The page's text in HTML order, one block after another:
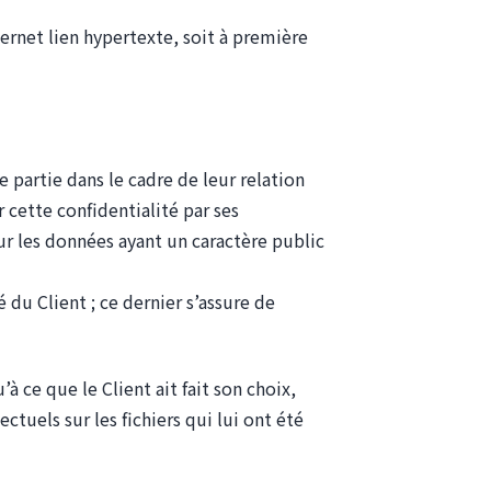
lien hypertexte, soit à première
partie dans le cadre de leur relation
cette confidentialité par ses
les données ayant un caractère public
Client ; ce dernier s’assure de
ce que le Client ait fait son choix,
sur les fichiers qui lui ont été